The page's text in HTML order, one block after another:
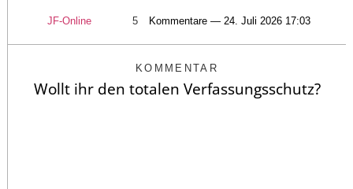
JF-Online 5 Kommentare — 24. Juli 2026 17:03
KOMMENTAR
Wollt ihr den totalen Verfassungsschutz?